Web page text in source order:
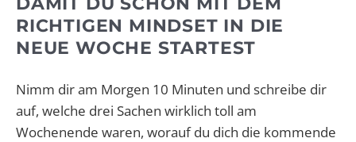
RICHTIGEN MINDSET IN DIE
NEUE WOCHE STARTEST
Nimm dir am Morgen 10 Minuten und schreibe dir
auf, welche drei Sachen wirklich toll am
Wochenende waren, worauf du dich die kommende